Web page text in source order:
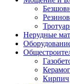
Нерудные
Кирпич